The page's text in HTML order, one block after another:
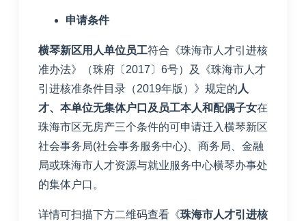
申请条件
横琴新区用人单位员工符合《珠海市人才引进核
准办法》（珠府〔 2017 〕 6号）及《珠海市人才
引进核准条件目录（2019年版）》规定的 人
才、本单位无集体户口及员工本人和配偶子女在
珠海市区无房产三个条件的可申请迁入横琴新区
社会事务局(社会事务服务中心) 、商务局、金融
局或珠海市人才资源与就业服务中心横琴办事处
的集体户口。
详情可扫描下方二维码查看《珠海市人才引进核